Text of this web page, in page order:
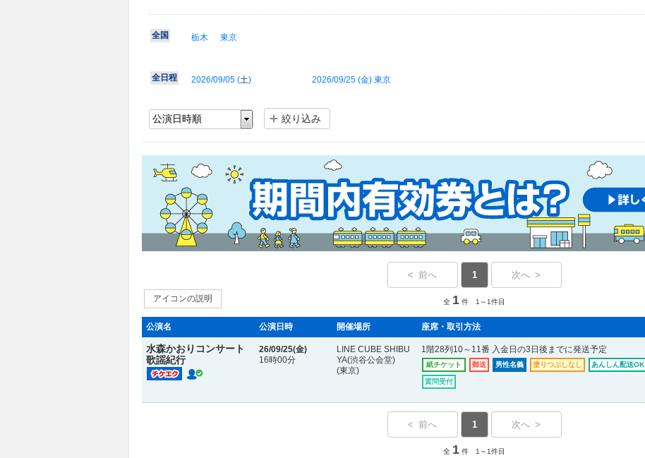
全国 栃木 東京
全日程 2026/09/05 (土) 2026/09/25 (金) 東京
絞り込み
アイコンの説明
< 前へ 1 次へ >
全 1 件 1～1件目
公演名 公演日時 開催場所 座席・取引方法
水森かおりコンサート
歌謡紀行
26/09/25(金)
16時00分
LINE CUBE SHIBU
YA(渋谷公会堂)
(東京)
1階28列10～11番 入金日の3日後までに発送予定
紙チケット 郵送 男性名義 塗りつぶしなし あんしん配送OK
質問受付
< 前へ 1 次へ >
全 1 件 1～1件目